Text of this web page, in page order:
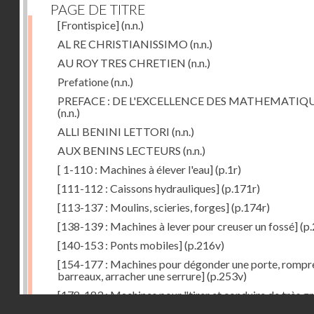
PAGE DE TITRE
[Frontispice](n.n.)
AL RE CHRISTIANISSIMO (n.n.)
AU ROY TRES CHRETIEN (n.n.)
Prefatione(n.n.)
PREFACE : DE L'EXCELLENCE DES
(n.n.)
ALLI BENINI LETTORI (n.n.)
AUX BENINS LECTEURS (n.n.)
[ 1-110 : Machines à élever l'eau](p.1r)
[111-112 : Caissons hydrauliques](p.171r)
[113-137 : Moulins, scieries, forges](p.174r)
[138-139 : Machines à lever pour creuser un fossé]
[140-153 : Ponts mobiles](p.216v)
[154-177 : Machines pour dégonder une porte,
barreaux, arracher une serrure](p.253v)
[178-183 : Machines pour "tirer et conduire de très